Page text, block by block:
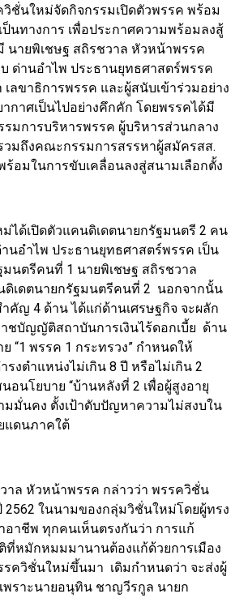
ชั่นใหม่จัดกิจกรรมเปิดตัวพรรค พร้อม
ป็นทางการ เพื่อประกาศความพร้อมลงสู้
นายพิเชษฐ สถิรชวาล หัวหน้าพรรค
ด่านอำไพ ประธานยุทธศาสตร์พรรค
เลขาธิการพรรค และผู้สนับเข้าร่วมอย่าง
ากาศเป็นไปอย่างคึกคัก โดยพรรคได้มี
มการบริหารพรรค ผู้บริหารส่วนกลาง
มถึงคณะกรรมการสรรหาผู้สมัครสส.
อมในการขับเคลื่อนลงสู่สนามเลือกตั้ง
ได้เปิดตัวแคนดิเดตนายกรัฐมนตรี 2 คน
นอำไพ ประธานยุทธศาสตร์พรรค เป็น
มนตรีคนที่ 1 นายพิเชษฐ สถิรชวาล
เดตนายกรัฐมนตรีคนที่ 2 นอกจากนั้น
คัญ 4 ด้าน ได้แก่ด้านเศรษฐกิจ จะผลัก
าชบัญญัติสถาบันการเงินไร้ดอกเบี้ย ด้าน
“1 พรรค 1 กระทรวง” กำหนดให้
รงตำแหน่งไม่เกิน 8 ปี หรือไม่เกิน 2
อนโยบาย “บ้านหลังที่ 2 เพื่อผู้สูงอายุ
มมั่นคง ตั้งเป้าดับปัญหาความไม่สงบใน
แดนภาคใต้
าล หัวหน้าพรรค กล่าวว่า พรรควิชั่น
2562 ในนามของกลุ่มวิชั่นใหม่โดยผู้ทรง
าชีพ ทุกคนเห็นตรงกันว่า การแก้
ที่หมักหมมมานานต้องแก้ด้วยการเมือง
รควิชั่นใหม่ขึ้นมา เดิมกำหนดว่า จะส่งผู้
พราะนายอนุทิน ชาญวีรกูล นายก